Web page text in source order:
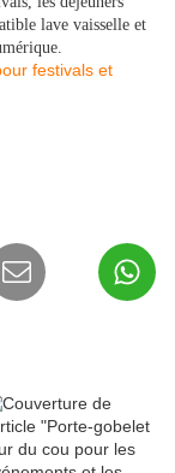
lave vaisselle et